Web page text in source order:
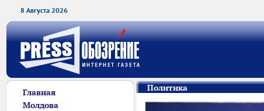
8 Августа 2026
Главная
Молдова
Политика